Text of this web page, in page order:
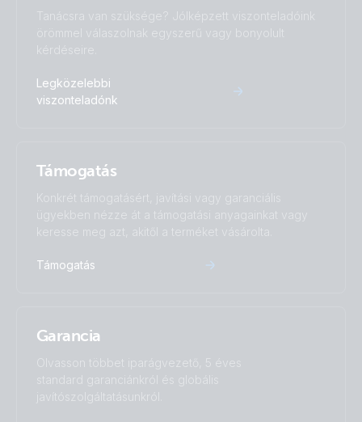
Tanácsra van szüksége? Jólképzett viszonteladóink
örömmel válaszolnak egyszerű vagy bonyolult
kérdéseire.
Legközelebbi
viszonteladónk
Támogatás
Konkrét támogatásért, javítási vagy garanciális
ügyekben nézze át a támogatási anyagainkat vagy
keresse meg azt, akitől a terméket vásárolta.
Támogatás
Garancia
Olvasson többet iparágvezető, 5 éves
standard garanciánkról és globális
javítószolgáltatásunkról.